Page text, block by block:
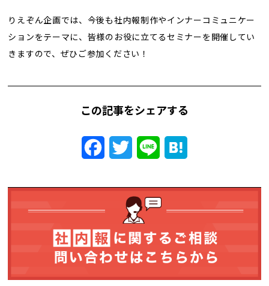
りえぞん企画では、今後も社内報制作やインナーコミュニケー
ションをテーマに、皆様のお役に立てるセミナーを開催してい
きますので、ぜひご参加ください！
この記事をシェアする
FacebookTwitter Line